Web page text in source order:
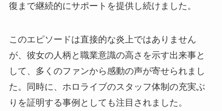
復まで継続的にサポートを提供し続けました。
このエピソードは直接的な炎上ではありません
が、彼女の人柄と職業意識の高さを示す出来事と
して、多くのファンから感動の声が寄せられまし
た。同時に、ホロライブのスタッフ体制の充実ぶ
りを証明する事例としても注目されました。